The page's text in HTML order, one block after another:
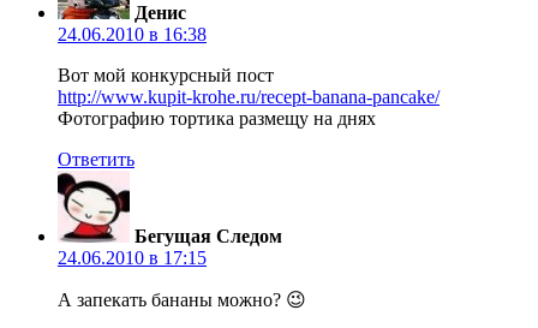
Денис
24.06.2010 в 16:38
Вот мой конкурсный пост
http://www.kupit-krohe.ru/recept-banana-pancake/
Фотографию тортика размещу на днях
Ответить
Бегущая Следом
24.06.2010 в 17:15
А запекать бананы можно? 😉